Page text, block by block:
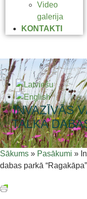
Video
galerija
KONTAKTI
INVAZĪVĀS
TALKA
Sākums » Pasākumi »
dabas parkā “Ragakāpa”